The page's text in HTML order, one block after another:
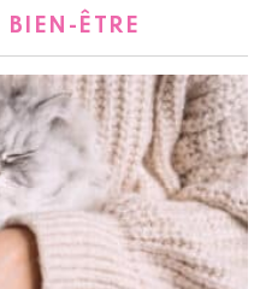
BIEN-ÊTRE